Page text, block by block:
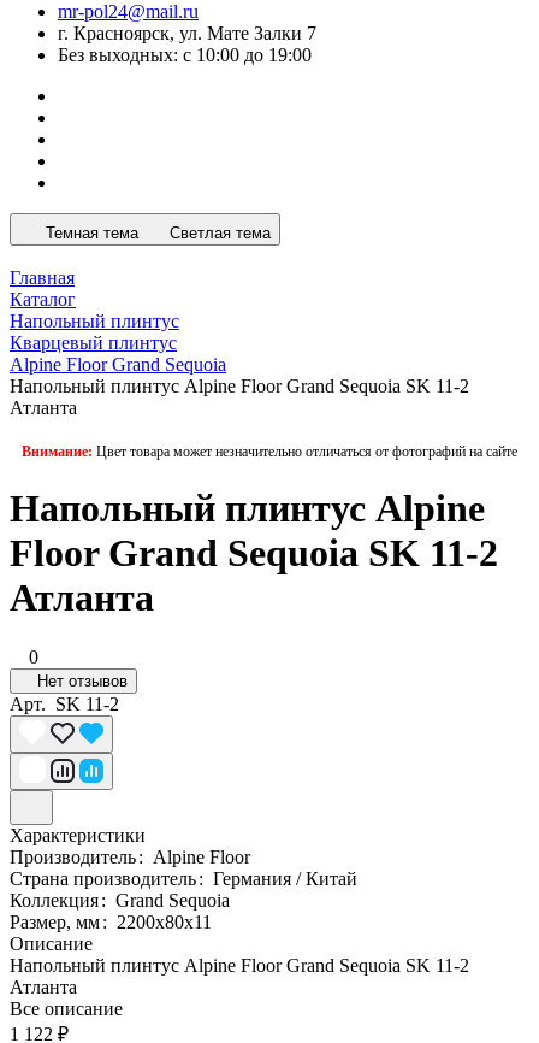
mr-pol24@mail.ru
г. Красноярск, ул. Мате Залки 7
Без выходных: с 10:00 до 19:00
Темная тема Светлая тема
Главная
Каталог
Напольный плинтус
Кварцевый плинтус
Alpine Floor Grand Sequoia
Напольный плинтус Alpine Floor Grand Sequoia SK 11-2
Атланта
Внимание: Цвет товара может незначительно отличаться от фотографий на сайте
Напольный плинтус Alpine
Floor Grand Sequoia SK 11-2
Атланта
0
Нет отзывов
Арт. SK 11-2
Характеристики
Производитель: Alpine Floor
Страна производитель: Германия / Китай
Коллекция: Grand Sequoia
Размер, мм: 2200х80х11
Описание
Напольный плинтус Alpine Floor Grand Sequoia SK 11-2
Атланта
Все описание
1 122 ₽